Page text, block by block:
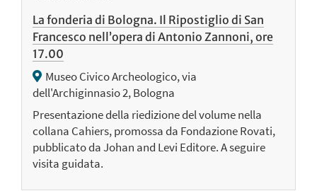
La fonderia di Bologna. Il Ripostiglio di San
Francesco nell’opera di Antonio Zannoni, ore
17.00
Museo Civico Archeologico, via
dell'Archiginnasio 2, Bologna
Presentazione della riedizione del volume nella
collana Cahiers, promossa da Fondazione Rovati,
pubblicato da Johan and Levi Editore. A seguire
visita guidata.